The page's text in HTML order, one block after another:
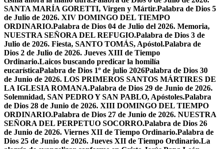
SANTA MARÍA GORETTI, Virgen y Mártir.Palabra de Dios 5
de Julio de 2026. XIV DOMINGO DEL TIEMPO
ORDINARIO.Palabra de Dios 04 de Julio del 2026. Memoria,
NUESTRA SEÑORA DEL REFUGIO.Palabra de Dios 3 de
Julio de 2026. Fiesta, SANTO TOMÁS, Apóstol.Palabra de
Dios 2 de Julio de 2026. Jueves XIII de Tiempo
Ordinario.Laicos buscando predicar la homilía
eucarísticaPalabra de Dios 1º de julio 2026Palabra de Dios 30
de Junio de 2026. LOS PRIMEROS SANTOS MÁRTIRES DE
LA IGLESIA ROMANA.Palabra de Dios 29 de Junio de 2026.
Solemnidad, SAN PEDRO Y SAN PABLO, Apóstoles.Palabra
de Dios 28 de Junio de 2026. XIII DOMINGO DEL TIEMPO
ORDINARIO.Palabra de Dios 27 de Junio de 2026. NUESTRA
SEÑORA DEL PERPETUO SOCORRO.Palabra de Dios 26
de Junio de 2026. Viernes XII de Tiempo Ordinario.Palabra de
Dios 25 de Junio de 2026. Jueves XII de Tiempo Ordinario.La